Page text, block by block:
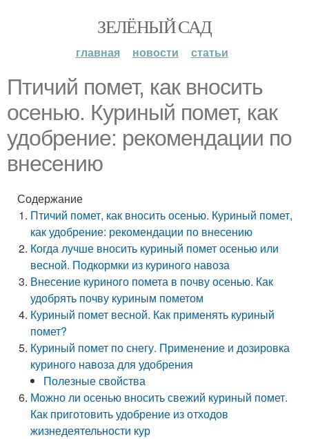
ЗЕЛЁНЫЙ САД
главная новости статьи
Птичий помет, как вносить
осенью. Куриный помет, как
удобрение: рекомендации по
внесению
Содержание
Птичий помет, как вносить осенью. Куриный помет,
как удобрение: рекомендации по внесению
Когда лучше вносить куриный помет осенью или
весной. Подкормки из куриного навоза
Внесение куриного помета в почву осенью. Как
удобрять почву куриным пометом
Куриный помет весной. Как применять куриный
помет?
Куриный помет по снегу. Применение и дозировка
куриного навоза для удобрения
Полезные свойства
Можно ли осенью вносить свежий куриный помет.
Как приготовить удобрение из отходов
жизнедеятельности кур